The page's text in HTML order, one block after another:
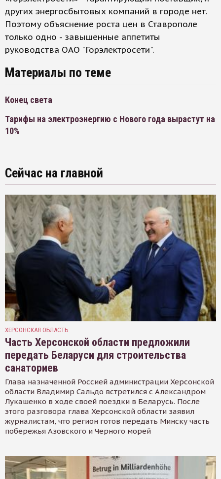
других энергосбытовых компаний в городе нет.
Поэтому объяснение роста цен в Ставрополе
только одно - завышенные аппетиты
руководства ОАО "Горэлектросети".
Материалы по теме
Конец света
Тарифы на электроэнергию с Нового года вырастут на
10%
Сейчас на главной
ХЕРСОНСКАЯ ОБЛАСТЬ
Часть Херсонской области предложили
передать Беларуси для строительства
санаториев
Глава назначенной Россией администрации Херсонской
области Владимир Сальдо встретился с Александром
Лукашенко в ходе своей поездки в Беларусь. После
этого разговора глава Херсонской области заявил
журналистам, что регион готов передать Минску часть
побережья Азовского и Черного морей